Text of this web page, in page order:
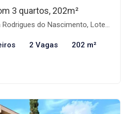
3 quartos, 202m²
Nascimento, Lote 03 - Progresso, Rio Brilhante-MS
2 Vagas 202 m²